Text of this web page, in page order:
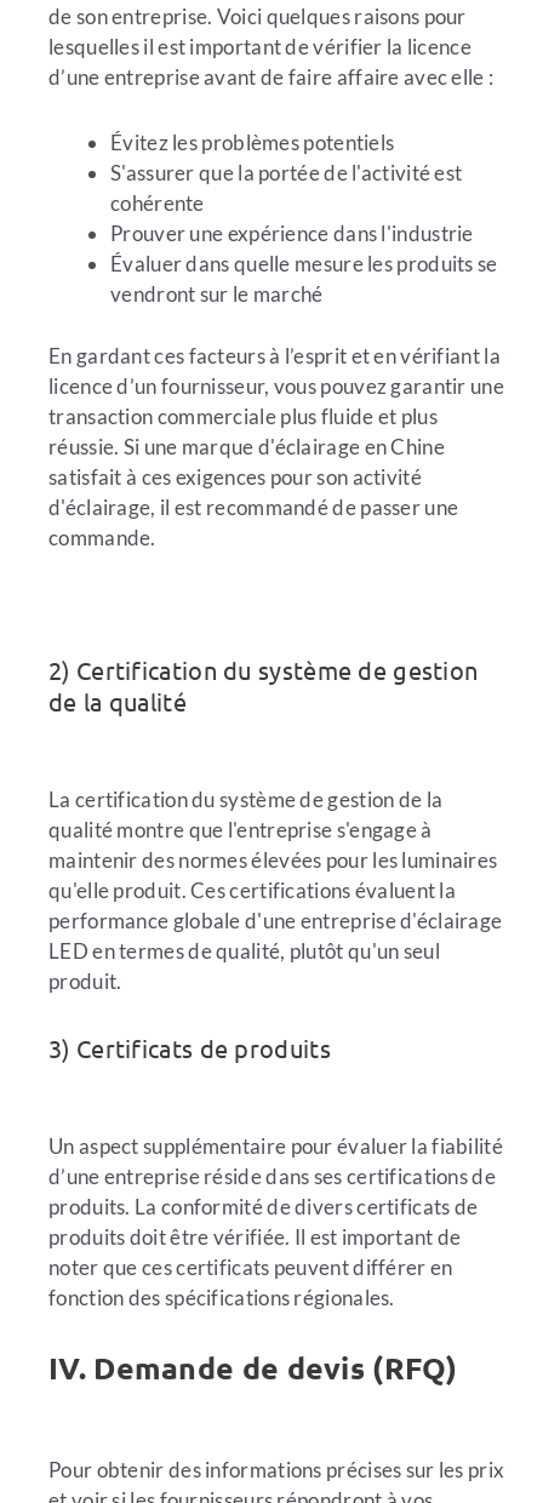
de son entreprise. Voici quelques raisons pour
lesquelles il est important de vérifier la licence
d’une entreprise avant de faire affaire avec elle :
Évitez les problèmes potentiels
S'assurer que la portée de l'activité est
cohérente
Prouver une expérience dans l'industrie
Évaluer dans quelle mesure les produits se
vendront sur le marché
En gardant ces facteurs à l’esprit et en vérifiant la
licence d’un fournisseur, vous pouvez garantir une
transaction commerciale plus fluide et plus
réussie. Si une marque d'éclairage en Chine
satisfait à ces exigences pour son activité
d'éclairage, il est recommandé de passer une
commande.
2) Certification du système de gestion
de la qualité
La certification du système de gestion de la
qualité montre que l'entreprise s'engage à
maintenir des normes élevées pour les luminaires
qu'elle produit. Ces certifications évaluent la
performance globale d'une entreprise d'éclairage
LED en termes de qualité, plutôt qu'un seul
produit.
3) Certificats de produits
Un aspect supplémentaire pour évaluer la fiabilité
d’une entreprise réside dans ses certifications de
produits. La conformité de divers certificats de
produits doit être vérifiée. Il est important de
noter que ces certificats peuvent différer en
fonction des spécifications régionales.
IV. Demande de devis (RFQ)
Pour obtenir des informations précises sur les prix